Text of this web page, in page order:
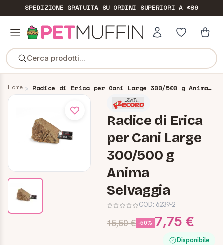
SPEDIZIONE GRATUITASU ORDINI SUPERIORI A €89
Cerca prodotti...
Home Radice di Erica per Cani Large 300/500 g Anima Selvaggia
Radice di Erica
per Cani Large
300/500 g
Anima
Selvaggia
COD: 6239-2
15,50 € -50% 7,75 €
Disponibile